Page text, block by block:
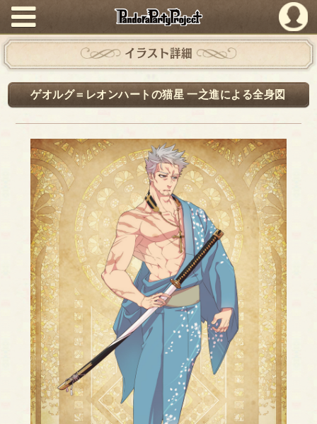
PandoraPartyProject
イラスト詳細
ゲオルグ＝レオンハートの猫星 一之進による全身図